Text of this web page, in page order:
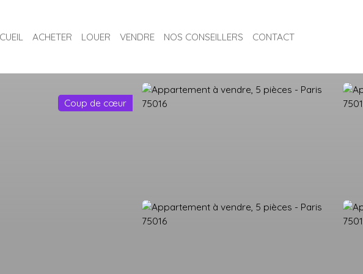
ACHETER LOUER VENDRE NOS CONSEILLERS CONTACT
Coup de cœur